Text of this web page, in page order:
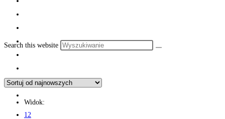
Search this website
Widok:
12